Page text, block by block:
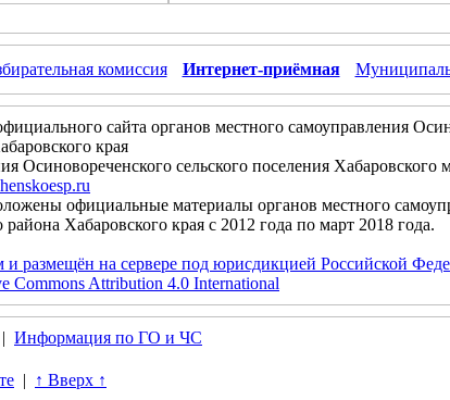
комиссия Интернет-приёмная
сайта органов местного самоуправления
края
Осиновореченского сельского поселения Хабаровского
официальные материалы органов местного
Хабаровского края с 2012 года по март 2018 года.
размещён на сервере под юрисдикцией Российской
Commons Attribution 4.0 International
| Информация по ГО и ЧС
| ↑ Вверх ↑